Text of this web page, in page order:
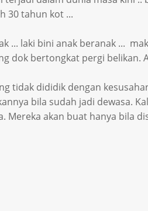
30 tahun kot ...
... laki bini anak beranak ...
dok bertongkat pergi belikan.
tidak dididik dengan
bila sudah jadi dewasa.
Mereka akan buat hanya bila